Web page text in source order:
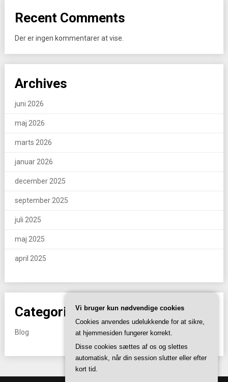
Recent Comments
Der er ingen kommentarer at vise.
Archives
juni 2026
maj 2026
marts 2026
januar 2026
december 2025
september 2025
juli 2025
maj 2025
april 2025
Categories
Blog
Vi bruger kun nødvendige cookies
Cookies anvendes udelukkende for at sikre,
at hjemmesiden fungerer korrekt.
Disse cookies sættes af os og slettes
automatisk, når din session slutter eller efter
kort tid.